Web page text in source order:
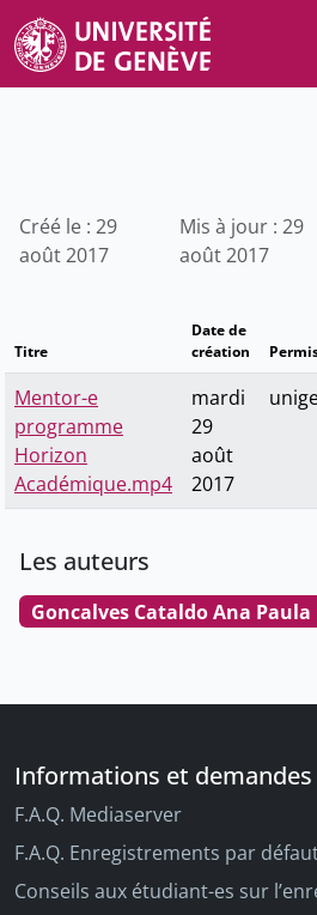
Créé le : 29
août 2017
Mis à jour : 29
août 2017
Titre
Date de
création
Mentor-e
programme
Horizon
Académique.mp4
mardi
29
août
2017
Les auteurs
Goncalves Cataldo Ana Paula
Informations et demandes
F.A.Q. Mediaserver
F.A.Q. Enregistrements par
Conseils aux étudiant-es sur